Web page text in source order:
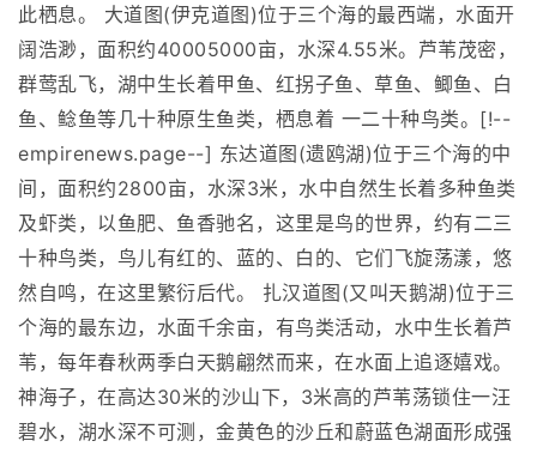
此栖息。 大道图(伊克道图)位于三个海的最西端，水面开
阔浩渺，面积约40005000亩，水深4.55米。芦苇茂密，
群莺乱飞，湖中生长着甲鱼、红拐子鱼、草鱼、鲫鱼、白
鱼、鲶鱼等几十种原生鱼类，栖息着 一二十种鸟类。[!--
empirenews.page--] 东达道图(遗鸥湖)位于三个海的中
间，面积约2800亩，水深3米，水中自然生长着多种鱼类
及虾类，以鱼肥、鱼香驰名，这里是鸟的世界，约有二三
十种鸟类，鸟儿有红的、蓝的、白的、它们飞旋荡漾，悠
然自鸣，在这里繁衍后代。 扎汉道图(又叫天鹅湖)位于三
个海的最东边，水面千余亩，有鸟类活动，水中生长着芦
苇，每年春秋两季白天鹅翩然而来，在水面上追逐嬉戏。
神海子，在高达30米的沙山下，3米高的芦苇荡锁住一汪
碧水，湖水深不可测，金黄色的沙丘和蔚蓝色湖面形成强